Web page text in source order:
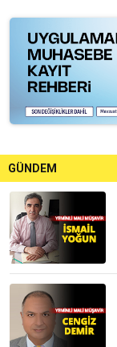
GÜNDEM